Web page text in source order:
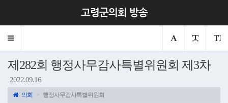
고령군의회 방송
Toggle
제282회 행정사무감사특별위원회 제3차
2022.09.16
의회 행정사무감사특별위원회